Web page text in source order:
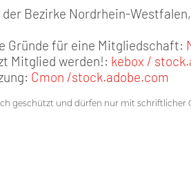
Bezirke Nordrhein-
Gründe für eine Mitgliedschaft:
Mitglied werden!: kebox /
Cmon /stock.adobe.com
geschützt und dürfen nur mit schriftlicher